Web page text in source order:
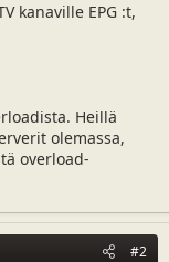
kanaville EPG :t,
Heillä
olemassa,
overload-
#2